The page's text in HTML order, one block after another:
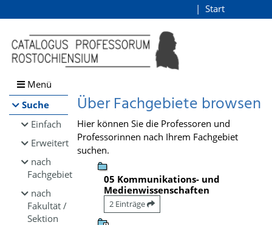
Browsen
direkt zum Inhalt
Start
Menü
Suche
Einfach
Erweitert
nach
Fachgebiet
nach
Fakultät /
Sektion
Über Fachgebiete browsen
Hier können Sie die Professoren und
Professorinnen nach Ihrem Fachgebiet
suchen.
05 Kommunikations- und
Medienwissenschaften
2 Einträge